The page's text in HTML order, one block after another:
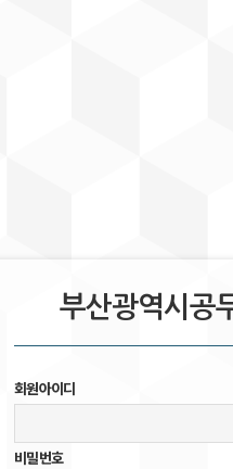
부산광역시공
회원아이디
비밀번호